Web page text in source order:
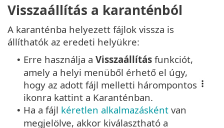
Visszaállítás a karanténból
A karanténba helyezett fájlok vissza is
állíthatók az eredeti helyükre:
• Erre használja a Visszaállítás funkciót,
amely a helyi menüből érhető el úgy,
hogy az adott fájl melletti hárompontos
ikonra kattint a Karanténban.
• Ha a fájl kéretlen alkalmazásként van
megjelölve, akkor kiválasztható a